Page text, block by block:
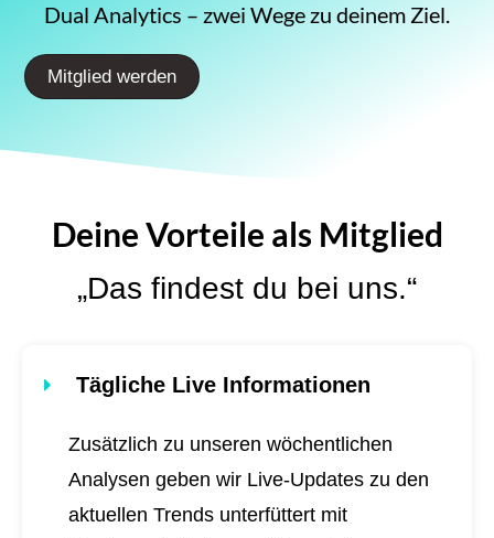
Dual Analytics – zwei Wege zu deinem Ziel.
Mitglied werden
Deine Vorteile als Mitglied
„Das findest du bei uns.“
Tägliche Live Informationen
Zusätzlich zu unseren wöchentlichen
Analysen geben wir Live-Updates zu den
aktuellen Trends unterfüttert mit